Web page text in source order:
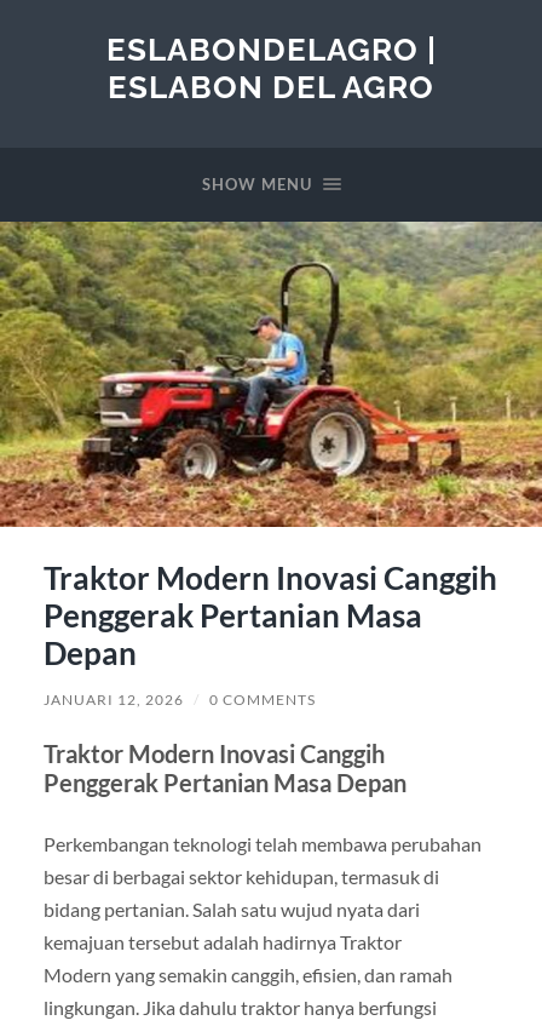
ESLABONDELAGRO |
ESLABON DEL AGRO
SHOW MENU
Traktor Modern Inovasi Canggih
Penggerak Pertanian Masa
Depan
JANUARI 12, 2026 / 0 COMMENTS
Traktor Modern Inovasi Canggih
Penggerak Pertanian Masa Depan
Perkembangan teknologi telah membawa perubahan
besar di berbagai sektor kehidupan, termasuk di
bidang pertanian. Salah satu wujud nyata dari
kemajuan tersebut adalah hadirnya Traktor
Modern yang semakin canggih, efisien, dan ramah
lingkungan. Jika dahulu traktor hanya berfungsi